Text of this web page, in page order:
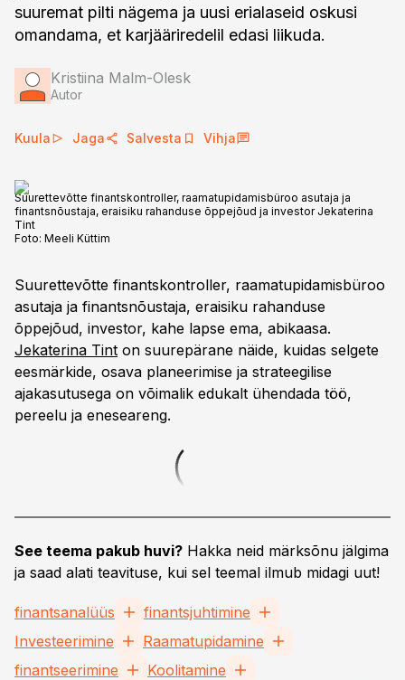
suuremat pilti nägema ja uusi erialaseid oskusi
omandama, et karjääriredelil edasi liikuda.
Kristiina Malm-Olesk
Autor
Kuula Jaga Salvesta Vihja
Suurettevõtte finantskontroller, raamatupidamisbüroo asutaja ja
finantsnõustaja, eraisiku rahanduse õppejõud ja investor Jekaterina
Tint
Foto: Meeli Küttim
Suurettevõtte finantskontroller, raamatupidamisbüroo
asutaja ja finantsnõustaja, eraisiku rahanduse
õppejõud, investor, kahe lapse ema, abikaasa.
Jekaterina Tint on suurepärane näide, kuidas selgete
eesmärkide, osava planeerimise ja strateegilise
ajakasutusega on võimalik edukalt ühendada töö,
pereelu ja eneseareng.
See teema pakub huvi? Hakka neid märksõnu jälgima
ja saad alati teavituse, kui sel teemal ilmub midagi uut!
finantsanalüüs
finantsjuhtimine
Investeerimine
Raamatupidamine
finantseerimine
Koolitamine